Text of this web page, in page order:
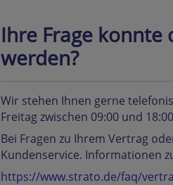
Ihre Frage konnte
werden?
Wir stehen Ihnen gerne
Freitag zwischen 09:00 und
Bei Fragen zu Ihrem Vertrag
Kundenservice. Informationen
https://www.strato.de/faq/